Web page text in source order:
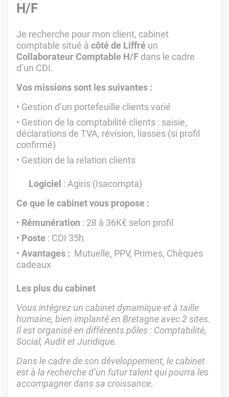
H/F
Je recherche pour mon client, cabinet
comptable situé à côté de Liffré un
Collaborateur Comptable H/F dans le cadre
d’un CDI.
Vos missions sont les suivantes :
Gestion d’un portefeuille clients varié
Gestion de la comptabilité clients : saisie,
déclarations de TVA, révision, liasses (si profil
confirmé)
Gestion de la relation clients
Logiciel : Agiris (Isacompta)
Ce que le cabinet vous propose :
Rémunération : 28 à 36K€ selon profil
Poste : CDI 35h
Avantages : Mutuelle, PPV, Primes, Chèques
cadeaux
Les plus du cabinet
Vous intégrez un cabinet dynamique et à taille
humaine, bien implanté en Bretagne avec 2 sites.
Il est organisé en différents pôles : Comptabilité,
Social, Audit et Juridique.
Dans le cadre de son développement, le cabinet
est à la recherche d’un futur talent qui pourra les
accompagner dans sa croissance.